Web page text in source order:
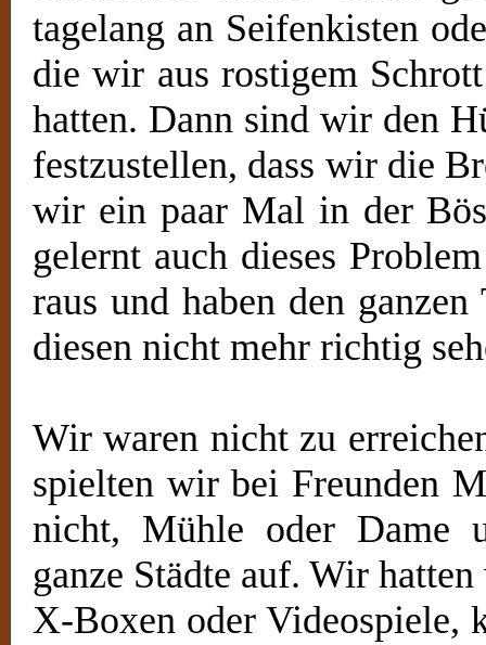
tagelang an Seifenkisten
die wir aus rostigem
hatten. Dann sind wir den
festzustellen, dass wir die
wir ein paar Mal in der
gelernt auch dieses
raus und haben den
diesen nicht mehr richtig
Wir waren nicht zu
spielten wir bei Freunden
nicht, Mühle oder Dame
ganze Städte auf. Wir
X-Boxen oder Videospiele,